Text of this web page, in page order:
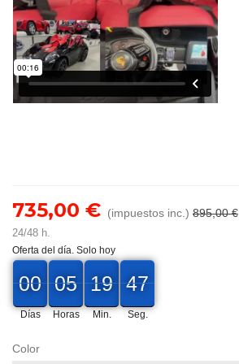
735,00 € (impuestos inc.) 895,00 €
24/48 h.
Oferta del día. Solo hoy
00
00
00
Días
05
05
00
Horas
19
19
00
Min.
45
45
46
Seg.
Color